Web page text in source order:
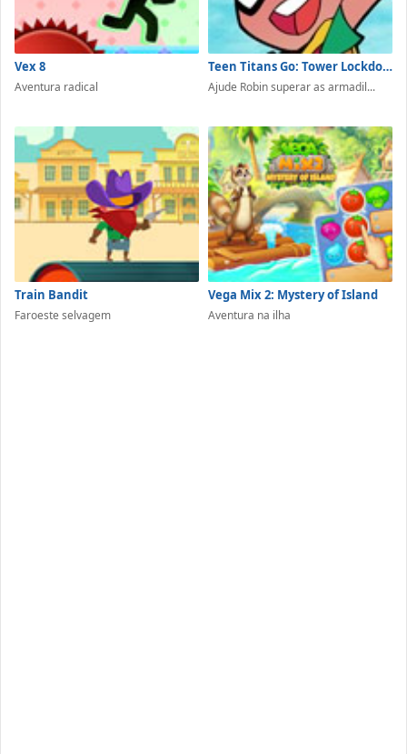
Vex 8
Aventura radical
Teen Titans Go: Tower Lockdown
Ajude Robin superar as armadil...
Train Bandit
Faroeste selvagem
Vega Mix 2: Mystery of Island
Aventura na ilha